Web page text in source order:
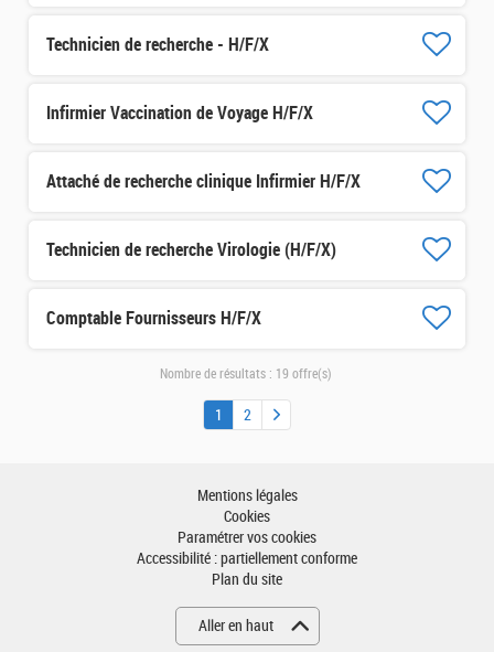
Technicien de recherche - H/F/X
Infirmier Vaccination de Voyage H/F/X
Attaché de recherche clinique Infirmier H/F/X
Technicien de recherche Virologie (H/F/X)
Comptable Fournisseurs H/F/X
Nombre de résultats : 19 offre(s)
1 2
Mentions légales
Cookies
Paramétrer vos cookies
Accessibilité : partiellement conforme
Plan du site
Aller en haut